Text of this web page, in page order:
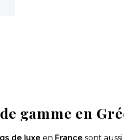
gamme en
de luxe en France sont